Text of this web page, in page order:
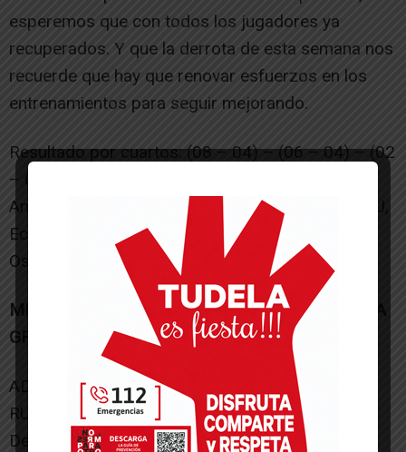
esperemos que con todos los jugadores ya
recuperados. Y que la derrota de esta semana nos
recuerde que hay que renovar esfuerzos en los
entrenamientos para seguir mejorando.
Resultado por cuartos: (08 – 04) – (06 – 04) – (02
– 04) – (02 – 04) – (16 – 05) – (02 – 06)
Anotadores: Chavarri N. (6), Khazri Y. (2), Eneriz J,
Echevarría S. (2), Hudrea S. (2), Cantero G. (2),
Oses A. (11), Ruiz Y.
MINIBASKET FEMENINO CATEGORIA “A” PREVIA
GRUPO 2
ADEMAR ARTEMISA 58
RUIZCA METALES – IES VALLE DEL EBRO 26
Derrota abultada la recibida por las chicas del